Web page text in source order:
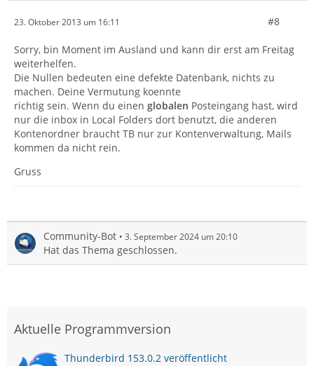
23. Oktober 2013 um 16:11 #8
Sorry, bin Moment im Ausland und kann dir erst am Freitag
weiterhelfen.
Die Nullen bedeuten eine defekte Datenbank, nichts zu
machen. Deine Vermutung koennte
richtig sein. Wenn du einen globalen Posteingang hast, wird
nur die inbox in Local Folders dort benutzt, die anderen
Kontenordner braucht TB nur zur Kontenverwaltung, Mails
kommen da nicht rein.
Gruss
Community-Bot 3. September 2024 um 20:10
Hat das Thema geschlossen.
Aktuelle Programmversion
Thunderbird 153.0.2 veröffentlicht